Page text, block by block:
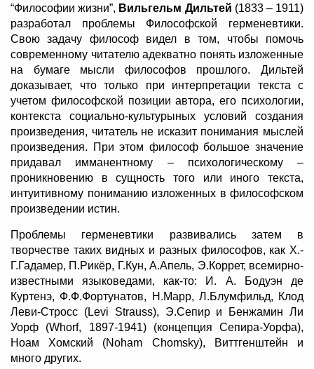
“Философии жизни”, Вильгельм Дильтей (1833 – 1911)
разработал проблемы Философской герменевтики.
Свою задачу философ видел в том, чтобы помочь
современному читателю адекватно понять изложенные
на бумаге мысли философов прошлого. Дильтей
доказывает, что только при интерпретации текста с
учетом философской позиции автора, его психологии,
контекста социально-культурыных условий создания
произведения, читатель не исказит понимания мыслей
произведения. При этом философ большое значение
придавал имманентному – психологическому –
проникновению в сущность того или иного текста,
интуитивному пониманию изложенных в философском
произведении истин.
Проблемы герменевтики развивались затем в
творчестве таких видных и разных философов, как Х.-
Г.Гадамер, П.Рикёр, Г.Кун, А.Апель, Э.Коррет, всемирно-
известными языковедами, как-то: И. А. Бодуэн де
Куртенэ, Ф.Ф.Фортунатов, Н.Марр, Л.Блумфильд, Клод
Леви-Стросс (Levi Strauss), Э.Сепир и Бенжамин Ли
Уорф (Whorf, 1897-1941) (концепция Сепира-Уорфа),
Ноам Хомский (Noham Chomsky), Виттгенштейн и
много других.